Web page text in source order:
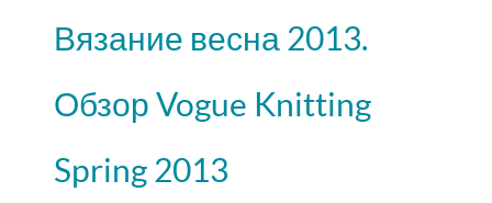
Вязание весна 2013.
Обзор Vogue Knitting
Spring 2013